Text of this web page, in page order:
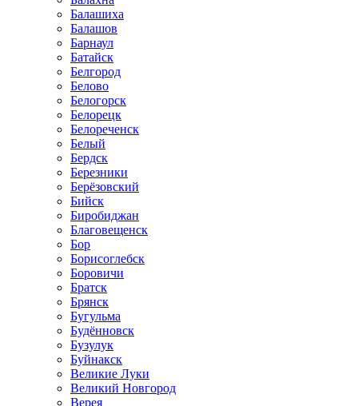
Балашиха
Балашов
Барнаул
Батайск
Белгород
Белово
Белогорск
Белорецк
Белореченск
Белый
Бердск
Березники
Берёзовский
Бийск
Биробиджан
Благовещенск
Бор
Борисоглебск
Боровичи
Братск
Брянск
Бугульма
Будённовск
Бузулук
Буйнакск
Великие Луки
Великий Новгород
Верея